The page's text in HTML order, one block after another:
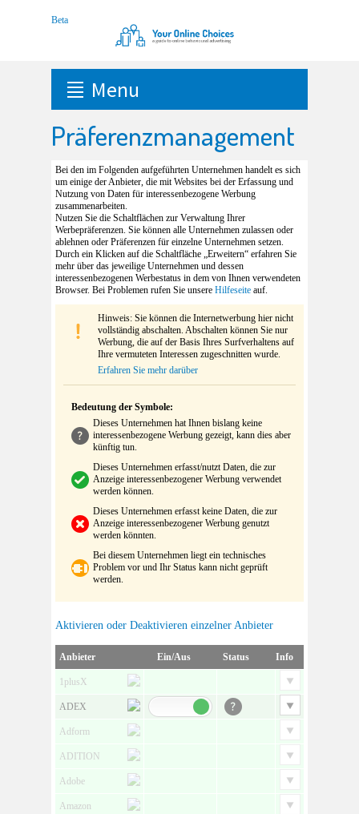
Menu
Präferenzmanagement
Bei den im Folgenden aufgeführten Unternehmen handelt es sich
um einige der Anbieter, die mit Websites bei der Erfassung und
Nutzung von Daten für interessenbezogene Werbung
zusammenarbeiten.
Nutzen Sie die Schaltflächen zur Verwaltung Ihrer
Werbepräferenzen. Sie können alle Unternehmen zulassen oder
ablehnen oder Präferenzen für einzelne Unternehmen setzen.
Durch ein Klicken auf die Schaltfläche „Erweitern“ erfahren Sie
mehr über das jeweilige Unternehmen und dessen
interessenbezogenen Werbestatus in dem von Ihnen verwendeten
Browser. Bei Problemen rufen Sie unsere Hilfeseite auf.
Hinweis: Sie können die Internetwerbung hier nicht
vollständig abschalten. Abschalten können Sie nur
Werbung, die auf der Basis Ihres Surfverhaltens auf
Ihre vermuteten Interessen zugeschnitten wurde.
Erfahren Sie mehr darüber
Bedeutung der Symbole:
Dieses Unternehmen hat Ihnen bislang keine
interessenbezogene Werbung gezeigt, kann dies aber
künftig tun.
Dieses Unternehmen erfasst/nutzt Daten, die zur
Anzeige interessenbezogener Werbung verwendet
werden können.
Dieses Unternehmen erfasst keine Daten, die zur
Anzeige interessenbezogener Werbung genutzt
werden könnten.
Bei diesem Unternehmen liegt ein technisches
Problem vor und Ihr Status kann nicht geprüft
werden.